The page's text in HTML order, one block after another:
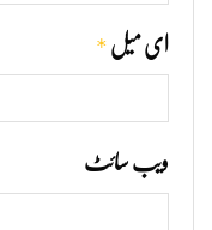
ای میل *
ویب‌ سائٹ